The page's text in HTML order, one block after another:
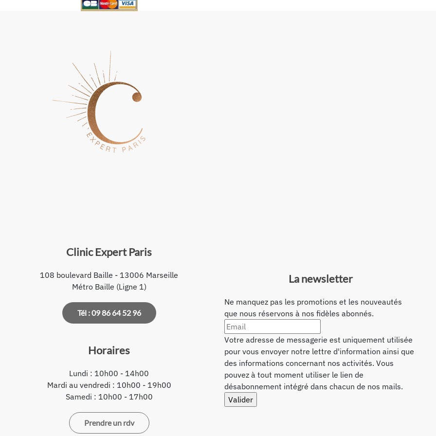
Clinic Expert Paris
108 boulevard Baille - 13006 Marseille
Métro Baille (Ligne 1)
Tél : 09 86 64 52 96
Horaires
Lundi : 10h00 - 14h00
Mardi au vendredi : 10h00 - 19h00
Samedi : 10h00 - 17h00
Prendre un rdv
La newsletter
Ne manquez pas les promotions et les nouveautés
que nous réservons à nos fidèles abonnés.
Votre adresse de messagerie est uniquement utilisée
pour vous envoyer notre lettre d'information ainsi que
des informations concernant nos activités. Vous
pouvez à tout moment utiliser le lien de
désabonnement intégré dans chacun de nos mails.